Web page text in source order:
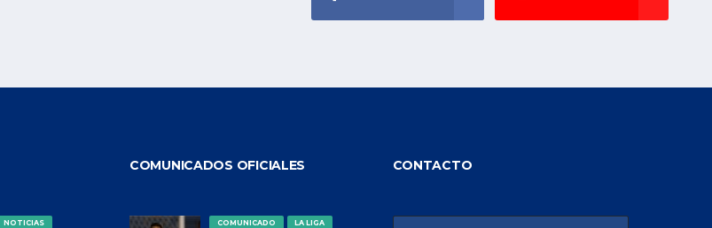
NOTICIAS
COMUNICADOS OFICIALES
COMUNICADO
LA LIGA
CONTACTO